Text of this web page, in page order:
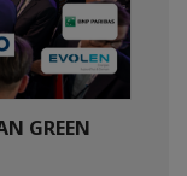
GREEN